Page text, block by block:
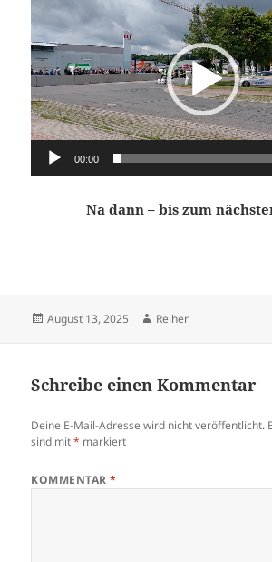
Player
00:00
Na dann – bis zum
Veröffentlicht
August 13, 2025 Autor
Reiher
Schreibe einen Kommentar
Deine E-Mail-Adresse wird nicht veröffentlicht.
sind mit* markiert
KOMMENTAR*